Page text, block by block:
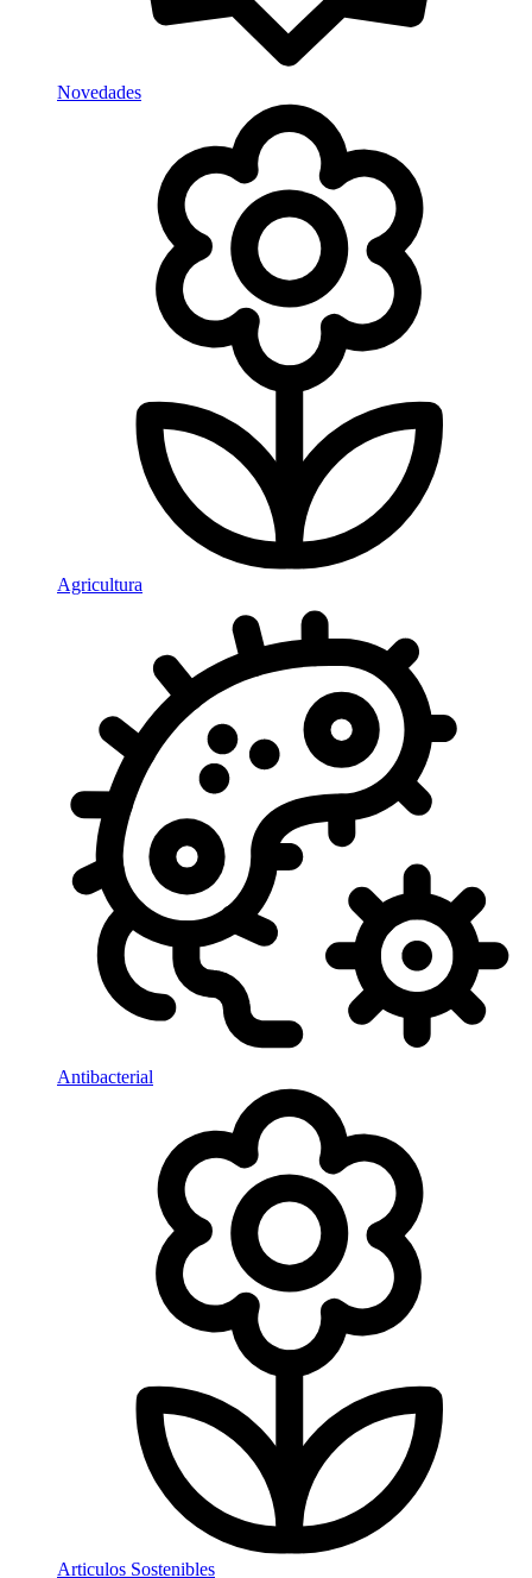
Novedades
Agricultura
Antibacterial
Articulos Sostenibles